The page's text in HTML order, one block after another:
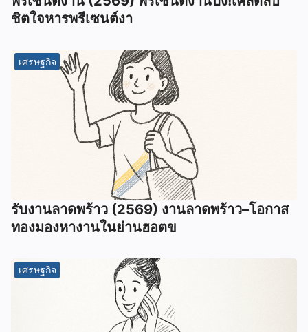
ชิตใจหารพรีเซนต์งา
เศรษฐกิจ
รับงานลาดพร้าว (2569) งานลาดพร้าว–โอกาส
ทองมองหางานในย่านฮอตข
เศรษฐกิจ